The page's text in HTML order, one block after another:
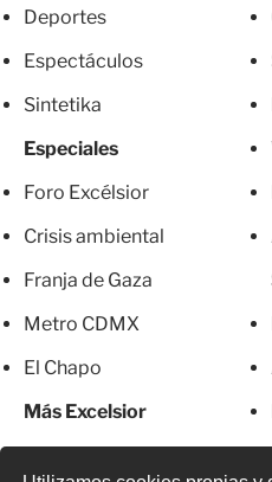
Deportes
Espectáculos
Sintetika
Especiales
Foro Excélsior
Crisis ambiental
Franja de Gaza
Metro CDMX
El Chapo
Más Excelsior